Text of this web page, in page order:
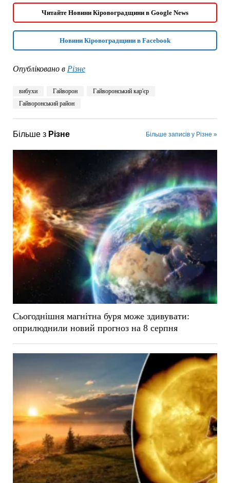
Читайте Новини Кіровоградщини в Google News
Новини Кіровоградщини в Facebook
Опубліковано в Різне
вибухи Гайворон
Гайворонський кар'єр
Гайворонський район
Більше з Різне Більше записів у Різне »
Сьогоднішня магнітна буря може здивувати:
оприлюднили новий прогноз на 8 серпня